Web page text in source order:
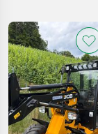
Kategória 4
AKTUÁLNA
CESTA
technika
Resetovať